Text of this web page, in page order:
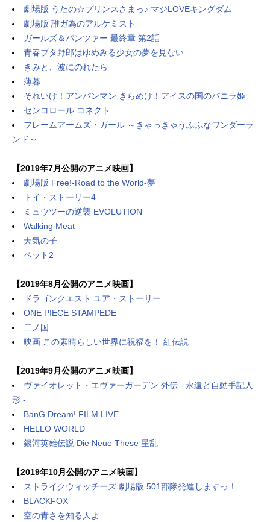
劇場版 うたの☆プリンスさまっ♪ マジLOVEキングダム
劇場版 誰ガ為のアルケミスト
ガールズ＆パンツァー 最終章 第2話
青春ブタ野郎はゆめみる少女の夢を見ない
きみと、波にのれたら
薄暮
それいけ！アンパンマン きらめけ！アイスの国のバニラ姫
センコロール コネクト
フレームアームズ・ガール ～きゃっきゃうふふなワンダーラ
ンド～
【2019年7月公開のアニメ映画】
劇場版 Free!-Road to the World-夢
トイ・ストーリー4
ミュウツーの逆襲 EVOLUTION
Walking Meat
天気の子
ペット2
【2019年8月公開のアニメ映画】
ドラゴンクエスト ユア・ストーリー
ONE PIECE STAMPEDE
二ノ国
映画 この素晴らしい世界に祝福を！ 紅伝説
【2019年9月公開のアニメ映画】
ヴァイオレット・エヴァーガーデン 外伝 - 永遠と自動手記人
形 -
BanG Dream! FILM LIVE
HELLO WORLD
銀河英雄伝説 Die Neue These 星乱
【2019年10月公開のアニメ映画】
ストライクウィッチーズ 劇場版 501部隊発進しますっ！
BLACKFOX
空の青さを知る人よ